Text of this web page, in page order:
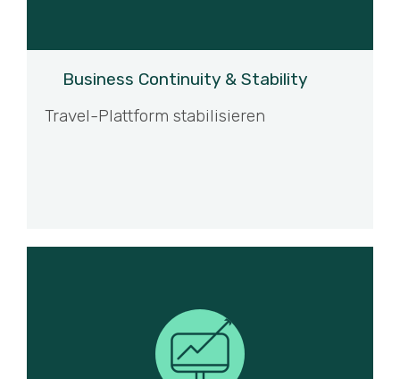
Business Continuity & Stability
Travel-Plattform stabilisieren